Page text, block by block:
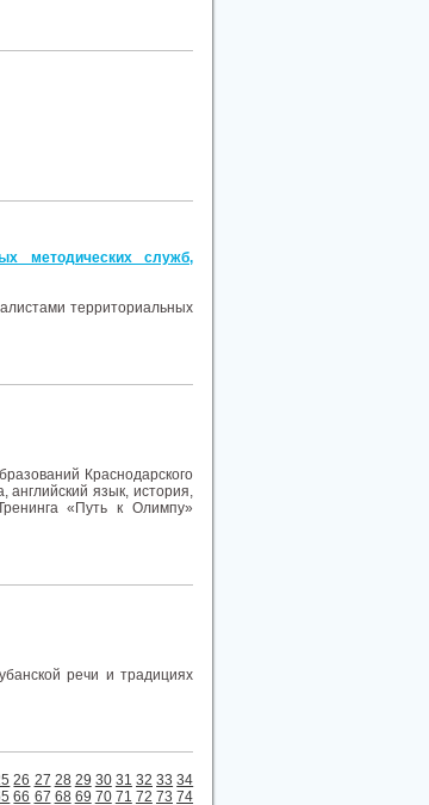
методических служб,
территориальных
Краснодарского
английский язык, история,
«Путь к Олимпу»
речи и традициях
26 27 28 29 30 31 32 33 34
66 67 68 69 70 71 72 73 74